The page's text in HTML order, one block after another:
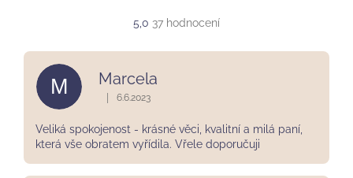
5,0 Průměrné
obchodu
5,0
hvězdiček.
37 hodnocení
M Marcela
Hodnocení obchodu je 5 z 5 hvězdiček.
6.6.2023
Veliká spokojenost - krásné věci, kvalitní a milá paní,
která vše obratem vyřídila. Vřele doporučuji